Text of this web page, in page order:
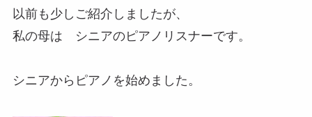
以前も少しご紹介しましたが、
私の母は シニアのピアノリスナーです。
シニアからピアノを始めました。